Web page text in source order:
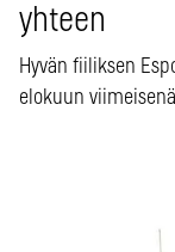
yhteen
Hyvän fiiliksen
elokuun